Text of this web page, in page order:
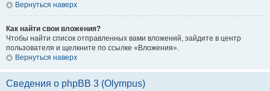
Вернуться наверх
Как найти свои вложения?
Чтобы найти список отправленных вами вложений, зайдите в центр
пользователя и щелкните по ссылке «Вложения».
Вернуться наверх
Сведения о phpBB 3 (Olympus)